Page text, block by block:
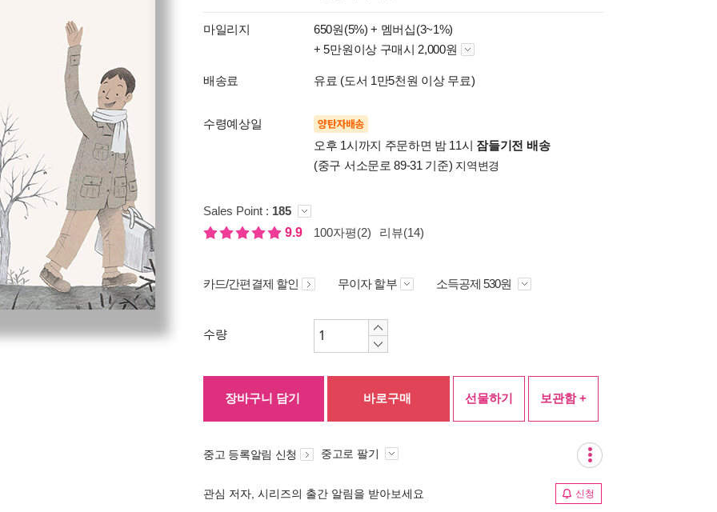
마일리지 650원(5%) + 멤버십(3~1%)
+ 5만원이상 구매시 2,000원
배송료 유료 (도서 1만5천원 이상 무료)
수령예상일 양탄자배송
오후 1시까지 주문하면 밤 11시 잠들기전 배송
(중구 서소문로 89-31 기준) 지역변경
Sales Point : 185
9.9
100자평(2) 리뷰(14)
카드/간편결제 할인 무이자 할부 소득공제 530원
수량
장바구니 담기 바로구매 선물하기 보관함 +
중고 등록알림 신청 중고로 팔기
관심 저자, 시리즈의 출간 알림을 받아보세요 신청